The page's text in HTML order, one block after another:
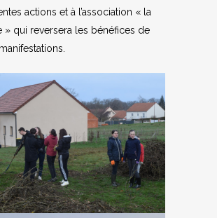
actions et à l’association « la
» qui reversera les bénéfices de